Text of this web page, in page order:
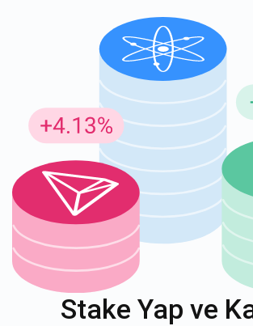
Stake Yap ve
support@atomicwallet.io
YouTube'umuza göz
Güncellemeler için
En son proje güncellemelerini ve kripto
siz olun